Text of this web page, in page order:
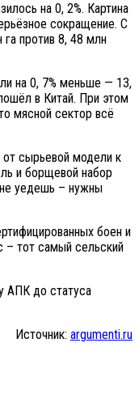
на 0, 2%. Картина
сокращение. С
против 8, 48 млн
на 0, 7% меньше — 13,
в Китай. При этом
мясной сектор всё
от сырьевой модели к
и борщевой набор
не уедешь – нужны
боен и
– тот самый сельский
АПК до статуса
Источник: argumenti.ru